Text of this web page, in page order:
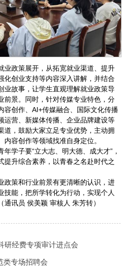
业政策展开，从拓宽就业渠道、提升
化创业支持等内容深入讲解，并结合
业故事，让学生直观理解就业政策导
前景。同时，针对传媒专业特色，分
创作、 AI+传媒融合、国际文化传播
运营、新媒体传播、企业品牌建设等
道，鼓励大家立足专业优势，主动拥
容创作等领域找准自身定位。
学子要“立大志、明大德、成大才”，
提升综合素养，以青春之名赴时代之
政策和行业前景有更清晰的认识，进
技能，把所学转化为行动，实现个人
讯员 侯美颖 审核人 朱芳转）
研经费专项审计进点会
类专场招聘会